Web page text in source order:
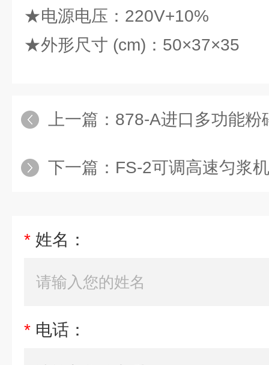
★电源电压：220V+10%
★外形尺寸 (cm)：50×37×35
上一篇： 878-A进口多功能粉
下一篇： FS-2可调高速匀浆
* 姓名：
* 电话：